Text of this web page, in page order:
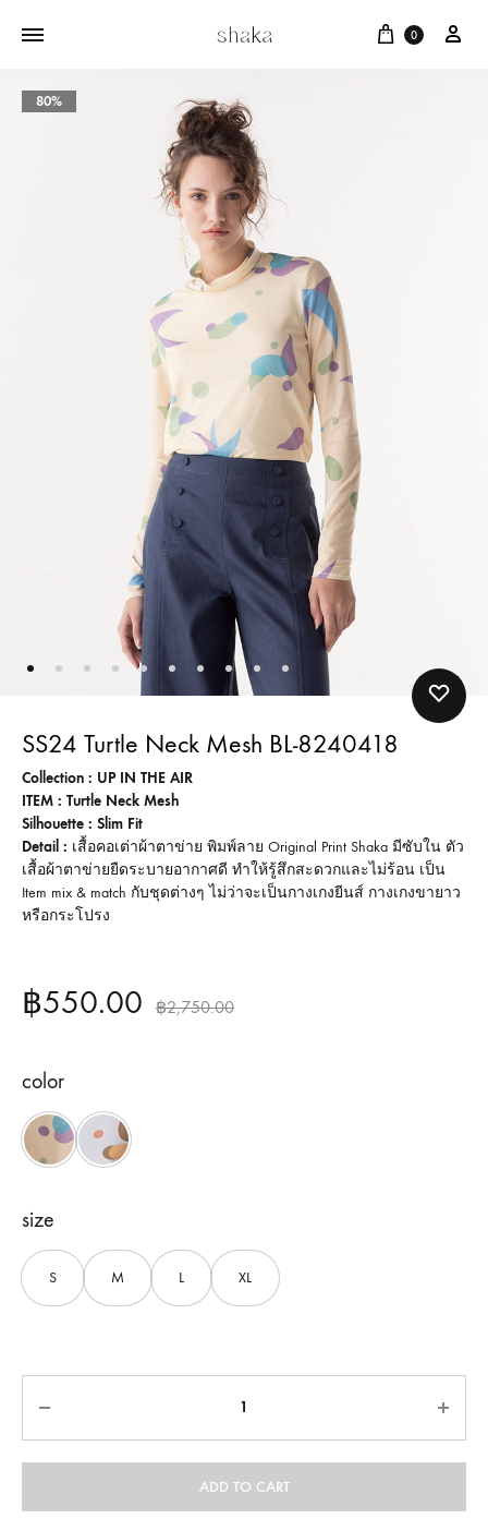
Cart
0
80%
SS24 Turtle Neck Mesh BL-8240418
Collection : UP IN THE AIR
ITEM : Turtle Neck Mesh
Silhouette : Slim Fit
Detail : เสื้อคอเต่าผ้าตาข่าย พิมพ์ลาย Original Print Shaka มีซับใน ตัว
เสื้อผ้าตาข่ายยืดระบายอากาศดี ทำให้รู้สึกสะดวกและไม่ร้อน เป็น
Item mix & match กับชุดต่างๆ ไม่ว่าจะเป็นกางเกงยีนส์ กางเกงขายาว
หรือกระโปรง
฿550.00 ฿2,750.00
color
Cream Grey
size
S M L XL
ADD TO CART